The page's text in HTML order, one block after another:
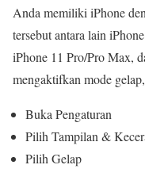
Anda memiliki iPhone
tersebut antara lain
iPhone 11 Pro/Pro Max,
mengaktifkan mode
Buka Pengaturan
Pilih Tampilan &
Pilih Gelap